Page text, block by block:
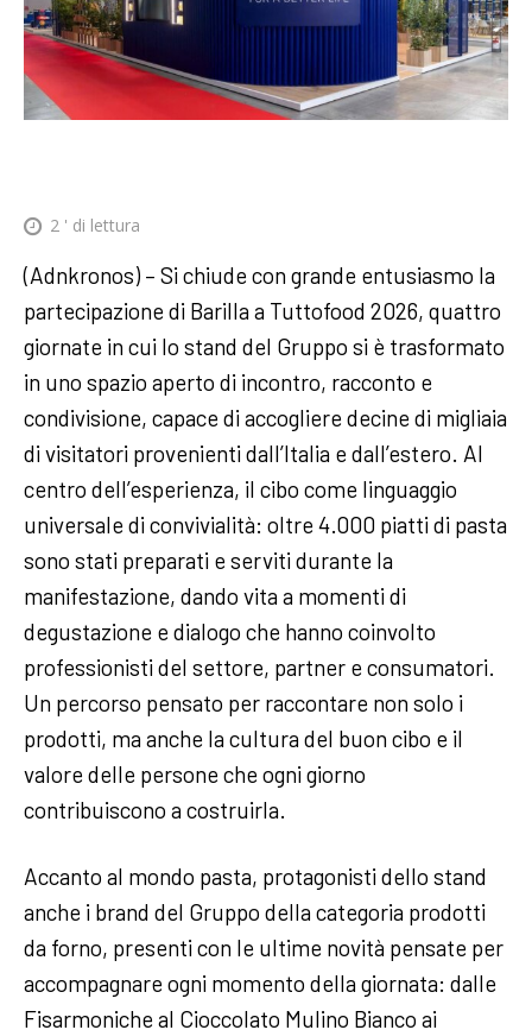
2 ' di lettura
(Adnkronos) – Si chiude con grande entusiasmo la
partecipazione di Barilla a Tuttofood 2026, quattro
giornate in cui lo stand del Gruppo si è trasformato
in uno spazio aperto di incontro, racconto e
condivisione, capace di accogliere decine di migliaia
di visitatori provenienti dall’Italia e dall’estero. Al
centro dell’esperienza, il cibo come linguaggio
universale di convivialità: oltre 4.000 piatti di pasta
sono stati preparati e serviti durante la
manifestazione, dando vita a momenti di
degustazione e dialogo che hanno coinvolto
professionisti del settore, partner e consumatori.
Un percorso pensato per raccontare non solo i
prodotti, ma anche la cultura del buon cibo e il
valore delle persone che ogni giorno
contribuiscono a costruirla.
Accanto al mondo pasta, protagonisti dello stand
anche i brand del Gruppo della categoria prodotti
da forno, presenti con le ultime novità pensate per
accompagnare ogni momento della giornata: dalle
Fisarmoniche al Cioccolato Mulino Bianco ai